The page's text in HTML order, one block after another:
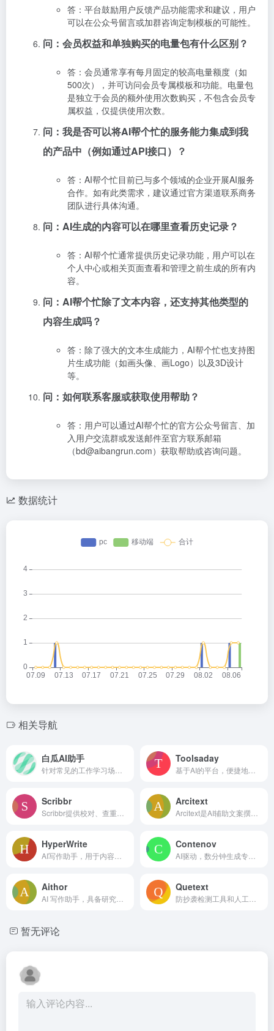
答：平台鼓励用户反馈产品功能需求和建议，用户
可以在公众号留言或加群咨询定制模板的可能性。
问：会员权益和单独购买的电量包有什么区别？
答：会员通常享有每月固定的较高电量额度（如
500次），并可访问会员专属模板和功能。电量包
是独立于会员的额外使用次数购买，不包含会员专
属权益，仅提供使用次数。
问：我是否可以将AI帮个忙的服务能力集成到我
的产品中（例如通过API接口）？
答：AI帮个忙目前已与多个领域的企业开展AI服务
合作。如有此类需求，建议通过官方渠道联系商务
团队进行具体沟通。
问：AI生成的内容可以在哪里查看历史记录？
答：AI帮个忙通常提供历史记录功能，用户可以在
个人中心或相关页面查看和管理之前生成的所有内
容。
问：AI帮个忙除了文本内容，还支持其他类型的
内容生成吗？
答：除了强大的文本生成能力，AI帮个忙也支持图
片生成功能（如画头像、画Logo）以及3D设计
等。
问：如何联系客服或获取使用帮助？
答：用户可以通过AI帮个忙的官方公众号留言、加
入用户交流群或发送邮件至官方联系邮箱
（bd@aibangrun.com）获取帮助或咨询问题。
数据统计
相关导航
白瓜AI助手 Toolsaday
Scribbr Arcitext
HyperWrite Contenov
Aithor Quetext
暂无评论